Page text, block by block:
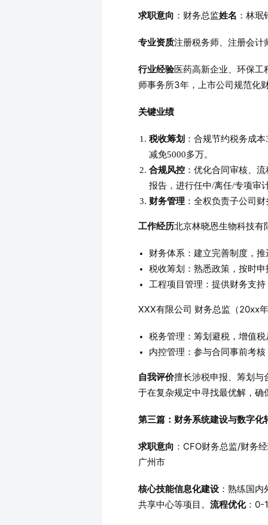
求职意向 ：财务总监姓名 ：林珉
专业资质注册税务师、注册会计
行业经验医药高新企业、环保工
师事务所3年，上市公司规范化
关键业绩
税收筹划 ：合规节约税务成
减免5000多万。
合规风控 ：优化合同审核、
报告，进行任中/离任/专项审
财务管理 ：全权负责子公司
工作经历北京林晓恩生物科技
财务体系：建立完善制度，
税收筹划：熟悉政策，按时申
工程项目管理：提供财务支
XXX有限公司 财务总监（20xx
税务管理：筹划避税，增值
内控管理：参与合同事前考
自我评价擅长涉税申报、筹划与
于在复杂规定中寻找最优解，确
第三篇：财务系统建设与数字化
求职意向 ：CFO财务总监/财务
广州市
核心技能信息化建设 ：熟练国
共享中心等项目。 流程优化：0-